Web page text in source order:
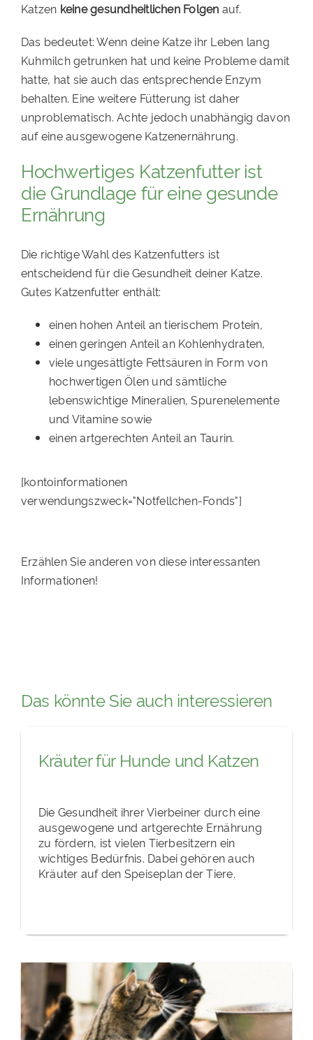
Katzen keine gesundheitlichen Folgen auf.
Das bedeutet: Wenn deine Katze ihr Leben lang
Kuhmilch getrunken hat und keine Probleme damit
hatte, hat sie auch das entsprechende Enzym
behalten. Eine weitere Fütterung ist daher
unproblematisch. Achte jedoch unabhängig davon
auf eine ausgewogene Katzenernährung.
Hochwertiges Katzenfutter ist
die Grundlage für eine gesunde
Ernährung
Die richtige Wahl des Katzenfutters ist
entscheidend für die Gesundheit deiner Katze.
Gutes Katzenfutter enthält:
einen hohen Anteil an tierischem Protein,
einen geringen Anteil an Kohlenhydraten,
viele ungesättigte Fettsäuren in Form von
hochwertigen Ölen und sämtliche
lebenswichtige Mineralien, Spurenelemente
und Vitamine sowie
einen artgerechten Anteil an Taurin.
[kontoinformationen
verwendungszweck="Notfellchen-Fonds"]
Erzählen Sie anderen von diese interessanten
Informationen!
Das könnte Sie auch interessieren
Kräuter für Hunde und Katzen
Die Gesundheit ihrer Vierbeiner durch eine
ausgewogene und artgerechte Ernährung
zu fördern, ist vielen Tierbesitzern ein
wichtiges Bedürfnis. Dabei gehören auch
Kräuter auf den Speiseplan der Tiere.